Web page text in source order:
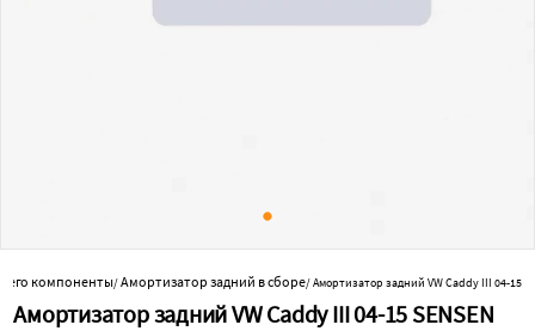
его компоненты/Амортизатор задний в сборе/Амортизатор задний VW Caddy III 04-15
Амортизатор задний VW Caddy III 04-15 SENSEN